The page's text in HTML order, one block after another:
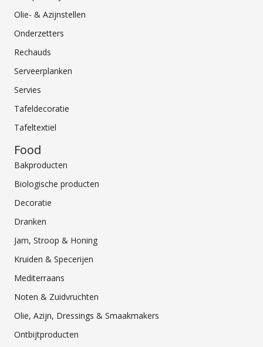
Olie- & Azijnstellen
Onderzetters
Rechauds
Serveerplanken
Servies
Tafeldecoratie
Tafeltextiel
Food
Bakproducten
Biologische producten
Decoratie
Dranken
Jam, Stroop & Honing
Kruiden & Specerijen
Mediterraans
Noten & Zuidvruchten
Olie, Azijn, Dressings & Smaakmakers
Ontbijtproducten